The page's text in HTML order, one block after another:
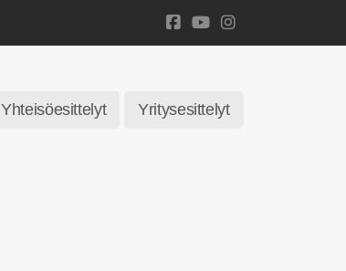
Yhteisöesittelyt Yritysesittelyt